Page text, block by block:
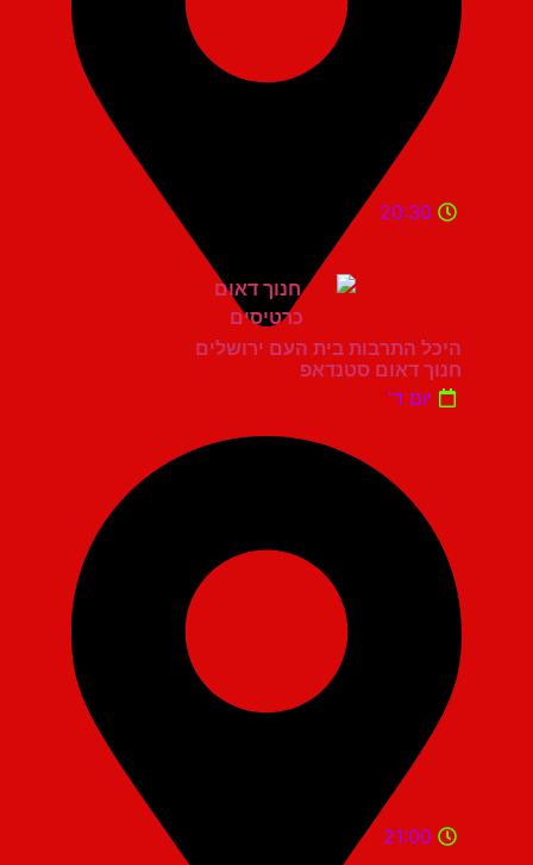
היכל התרבות בית העם ירושלים
20:30
חנוך דאום סטנדאפ
יום ד'
21:00